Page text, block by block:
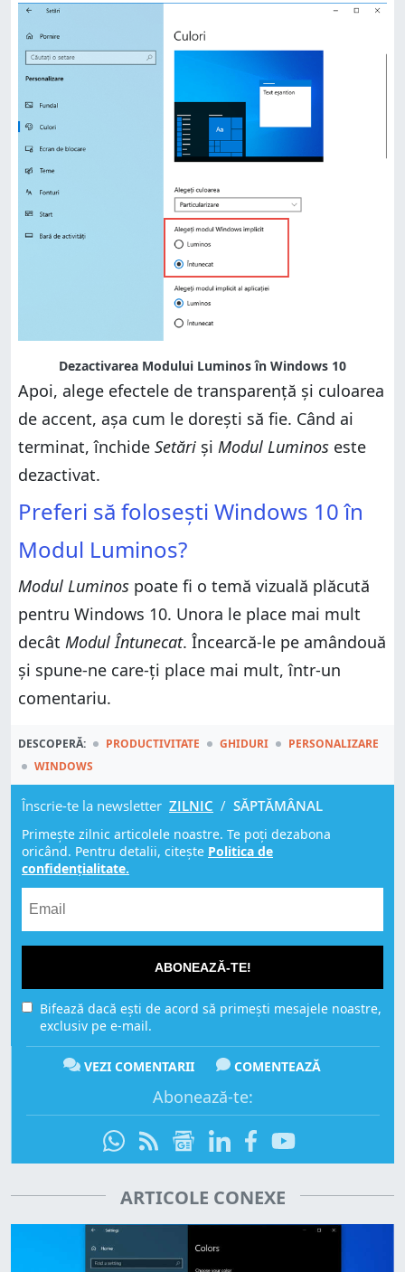
Dezactivarea Modului Luminos în Windows 10
Apoi, alege efectele de transparență și culoarea
de accent, așa cum le dorești să fie. Când ai
terminat, închide Setări și Modul Luminos este
dezactivat.
Preferi să folosești Windows 10 în
Modul Luminos?
Modul Luminos poate fi o temă vizuală plăcută
pentru Windows 10. Unora le place mai mult
decât Modul Întunecat. Încearcă-le pe amândouă
și spune-ne care-ți place mai mult, într-un
comentariu.
DESCOPERĂ: PRODUCTIVITATE GHIDURI
PERSONALIZARE
WINDOWS
Înscrie-te la newsletter ZILNIC / SĂPTĂMÂNAL
Primește zilnic articolele noastre. Te poți dezabona
oricând. Pentru detalii, citește Politica de
confidențialitate.
ABONEAZĂ-TE!
Bifează dacă ești de acord să primești mesajele noastre,
exclusiv pe e-mail.
VEZI COMENTARII COMENTEAZĂ
Abonează-te:
ARTICOLE CONEXE